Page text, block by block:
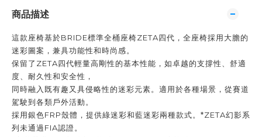
商品描述
這款座椅基於BRIDE標準全桶座椅ZETA四代，全座椅採用大膽的
迷彩圖案，兼具功能性和時尚感。
保留了ZETA四代輕量高剛性的基本性能，如卓越的支撐性、舒適
度、耐久性和安全性，
同時融入既有趣又具侵略性的迷彩元素。適用於各種場景，從賽道
駕駛到各類戶外活動。
採用銀色FRP殼體，提供綠迷彩和藍迷彩兩種款式。*ZETA幻影系
列未通過FIA認證。